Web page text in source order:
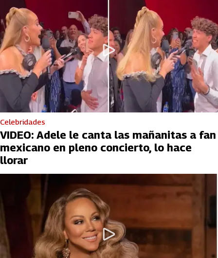
Celebridades
VIDEO: Adele le canta las mañanitas a fan
mexicano en pleno concierto, lo hace
llorar